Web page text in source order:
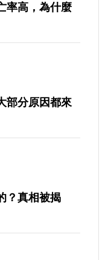
率高，為什麼
部分原因都來
？真相被揭